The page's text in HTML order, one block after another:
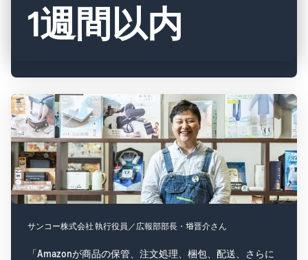
1週間以内
サンコー株式会社 執行役員／広報部部長・﨏晋介さん
「Amazonが商品の保管、注文処理、梱包、配送、さらに